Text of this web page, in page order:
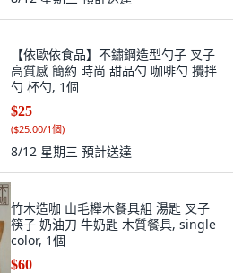
【依歐依食品】不鏽鋼造型勺子 叉子
高質感 簡約 時尚 甜品勺 咖啡勺 攪拌
勺 杯勺, 1個
$25
($25.00/1個)
8/12 星期三 預計送達
竹木造咖 山毛櫸木餐具組 湯匙 叉子
筷子 奶油刀 牛奶匙 木質餐具, single
color, 1個
$60